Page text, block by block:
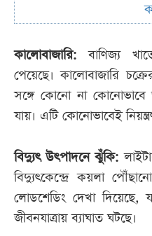
কালোবাজারি:বাণিজ্য
পেয়েছে। কালোবাজারি
সঙ্গে কোনো না
যায়। এটি কোনোভাবেই
বিদ্যুৎ উৎপাদনে ঝুঁকি:
বিদ্যুৎকেন্দ্রে কয়লা
লোডশেডিং দেখা দিয়েছে,
জীবনযাত্রায় ব্যাঘাত ঘটছে।